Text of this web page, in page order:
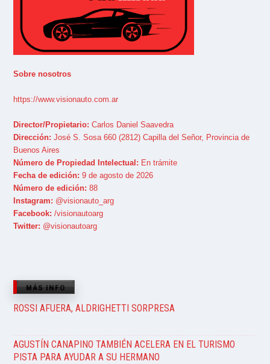
Sobre nosotros
https://www.visionauto.com.ar
Director/Propietario: Carlos Daniel Saavedra
Dirección: José S. Sosa 660 (2812) Capilla del Señor, Provincia de
Buenos Aires
Número de Propiedad Intelectual: En trámite
Fecha de edición: 9 de agosto de 2026
Número de edición: 88
Instagram: @visionauto_arg
Facebook: /visionautoarg
Twitter: @visionautoarg
MÁS INFO
ROSSI AFUERA, ALDRIGHETTI SORPRESA
AGUSTÍN CANAPINO TAMBIÉN ACELERA EN EL TURISMO
PISTA PARA AYUDAR A SU HERMANO